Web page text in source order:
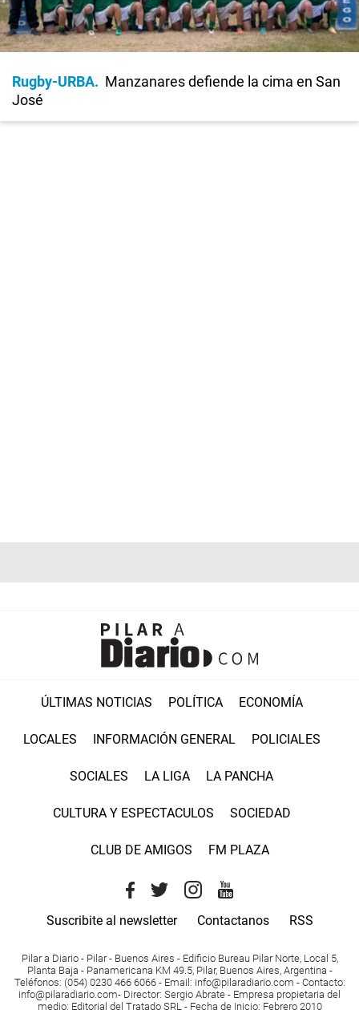
Rugby-URBA
Manzanares defiende la cima en San
José
ÚLTIMAS NOTICIAS POLÍTICA ECONOMÍA
LOCALES INFORMACIÓN GENERAL POLICIALES
SOCIALES LA LIGA LA PANCHA
CULTURA Y ESPECTACULOS SOCIEDAD
CLUB DE AMIGOS FM PLAZA
Suscribite al newsletter Contactanos RSS
Pilar a Diario - Pilar - Buenos Aires - Edificio Bureau Pilar Norte, Local 5,
Planta Baja - Panamericana KM 49.5, Pilar, Buenos Aires, Argentina -
Teléfonos: (054) 0230 466 6066 - Email : info@pilaradiario.com - Contacto:
info@pilaradiario.com- Director: Sergio Abrate - Empresa propietaria del
medio: Editorial del Tratado SRL - Fecha de Inicio: Febrero 2010